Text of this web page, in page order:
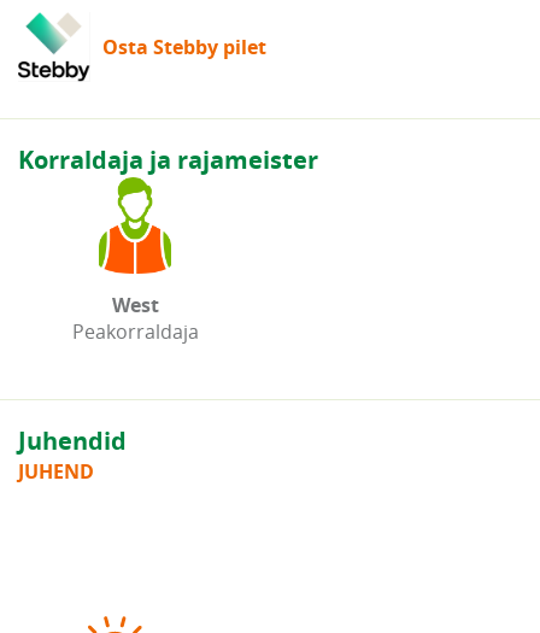
Osta Stebby pilet
Korraldaja ja rajameister
West
Peakorraldaja
Juhendid
JUHEND